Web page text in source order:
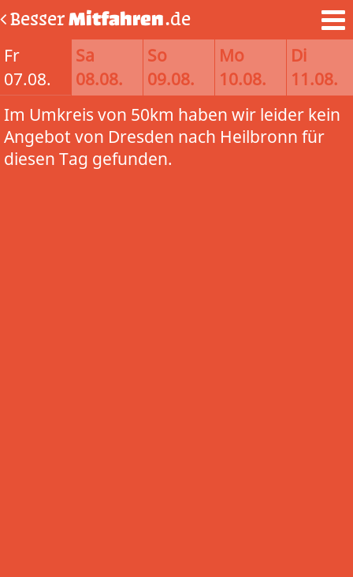
BesserMitfahren.de
Fr
07.08.
Sa
08.08.
So
09.08.
Mo
10.08.
Di
11.08.
Im Umkreis von 50km haben wir leider kein
Angebot von Dresden nach Heilbronn für
diesen Tag gefunden.